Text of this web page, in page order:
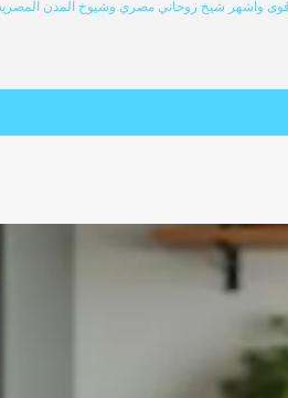
واشهر شيخ روحاني مصري وشيوخ المدن